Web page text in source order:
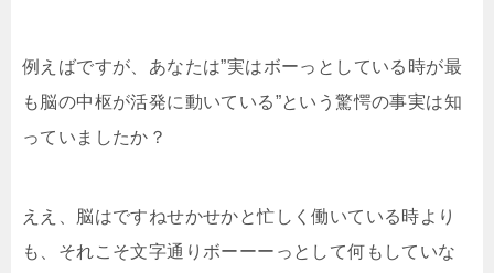
例えばですが、あなたは”実はボーっとしている時が最
も脳の中枢が活発に動いている”という驚愕の事実は知
っていましたか？
ええ、脳はですねせかせかと忙しく働いている時より
も、それこそ文字通りボーーーっとして何もしていな